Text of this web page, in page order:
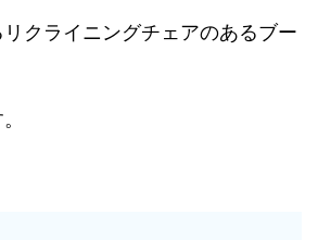
クライニングチェアのあるブー